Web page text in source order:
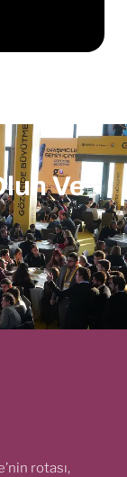
Ve
rotası,